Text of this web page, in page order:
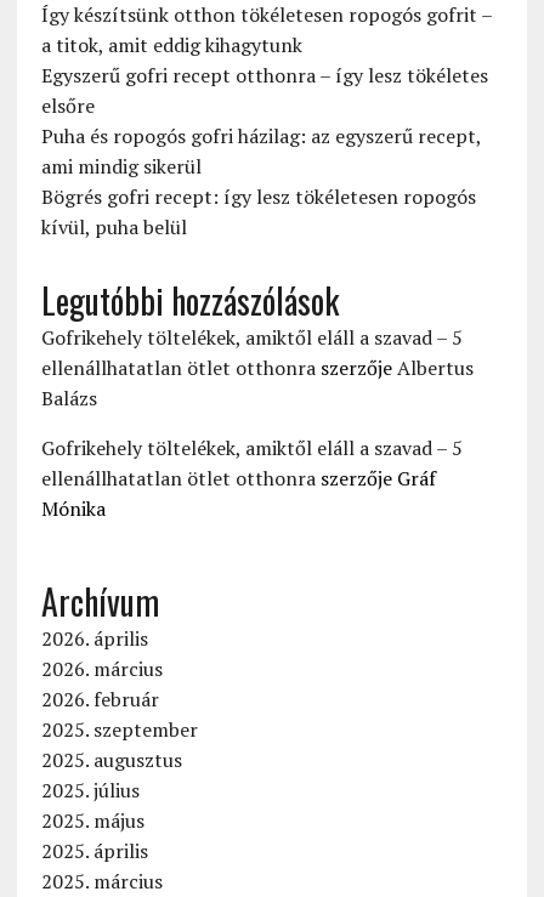
Így készítsünk otthon tökéletesen ropogós gofrit –
a titok, amit eddig kihagytunk
Egyszerű gofri recept otthonra – így lesz tökéletes
elsőre
Puha és ropogós gofri házilag: az egyszerű recept,
ami mindig sikerül
Bögrés gofri recept: így lesz tökéletesen ropogós
kívül, puha belül
Legutóbbi hozzászólások
Gofrikehely töltelékek, amiktől eláll a szavad – 5
ellenállhatatlan ötlet otthonraszerzőjeAlbertus
Balázs
Gofrikehely töltelékek, amiktől eláll a szavad – 5
ellenállhatatlan ötlet otthonraszerzője Gráf
Mónika
Archívum
2026. április
2026. március
2026. február
2025. szeptember
2025. augusztus
2025. július
2025. május
2025. április
2025. március